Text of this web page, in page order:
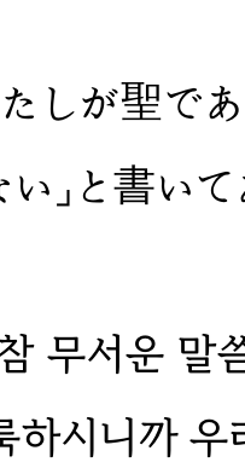
たしが聖で
」と書い
무서운 말
하시니까